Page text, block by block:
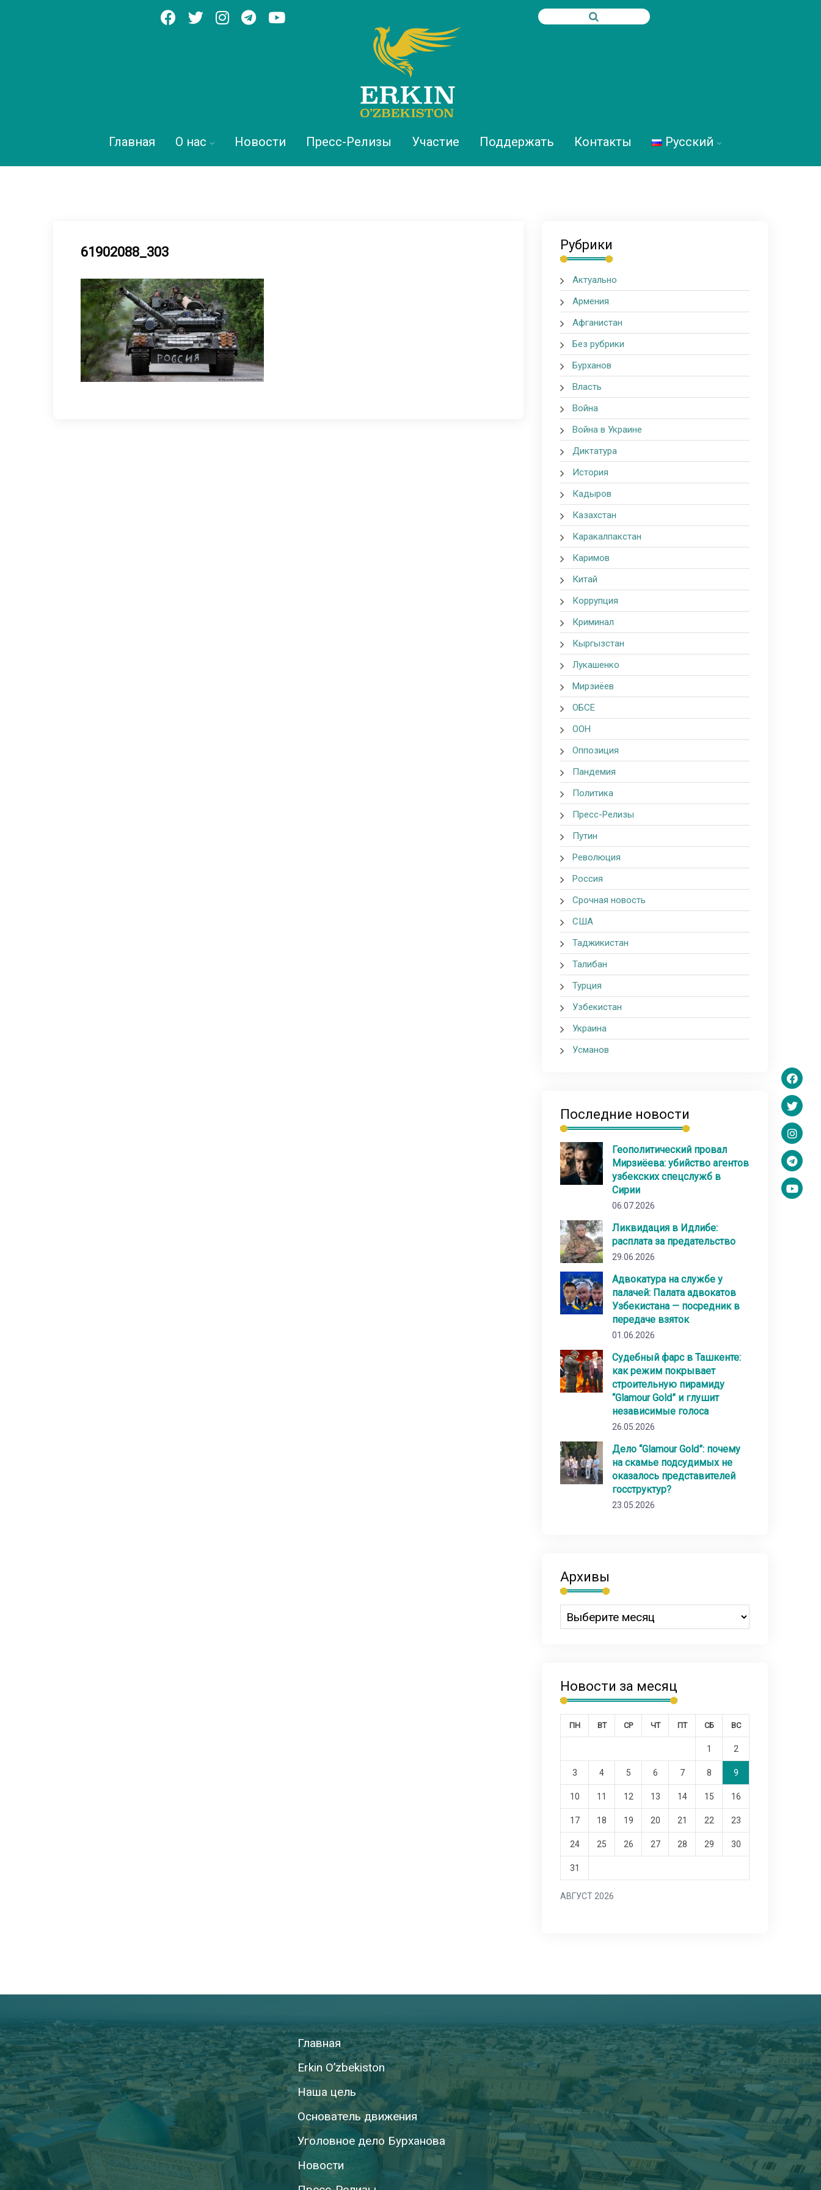
Главная О нас Новости Пресс-Релизы Участие Поддержать Контакты Русский
61902088_303 Рубрики
Актуально
Армения
Афганистан
Без рубрики
Бурханов
Власть
Война
Война в Украине
Диктатура
История
Кадыров
Казахстан
Каракалпакстан
Каримов
Китай
Коррупция
Криминал
Кыргызстан
Лукашенко
Мирзиёев
ОБСЕ
ООН
Оппозиция
Пандемия
Политика
Пресс-Релизы
Путин
Революция
Россия
Срочная новость
США
Таджикистан
Талибан
Турция
Узбекистан
Украина
Усманов
Последние новости
Геополитический провал
Мирзиёева: убийство агентов
узбекских спецслужб в
Сирии
06.07.2026
Ликвидация в Идлибе:
расплата за предательство
29.06.2026
Адвокатура на службе у
палачей: Палата адвокатов
Узбекистана — посредник в
передаче взяток
01.06.2026
Судебный фарс в Ташкенте:
как режим покрывает
строительную пирамиду
“Glamour Gold” и глушит
независимые голоса
26.05.2026
Дело “Glamour Gold”: почему
на скамье подсудимых не
оказалось представителей
госструктур?
23.05.2026
Архивы
Новости за месяц
АВГУСТ 2026
ПН ВТ СР ЧТ ПТ СБ ВС
1 2
3 4 5 6 7 8 9
10 11 12 13 14 15 16
17 18 19 20 21 22 23
24 25 26 27 28 29 30
31
Главная
Erkin O’zbekiston
Наша цель
Основатель движения
Уголовное дело Бурханова
Новости